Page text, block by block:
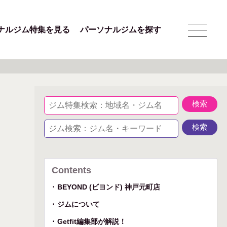
ルジム特集を見る パーソナルジムを探す
Contents
BEYOND (ビヨンド) 神戸元町店
ジムについて
Getfit編集部が解説！